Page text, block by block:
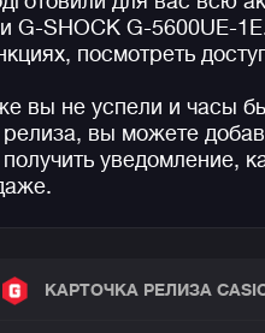
G-SHOCK G-5600UE-
посмотреть
вы не успели и часы
релиза, вы можете
уведомление,
КАРТОЧКА РЕЛИЗА